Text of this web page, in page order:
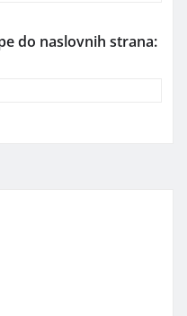
do naslovnih strana: